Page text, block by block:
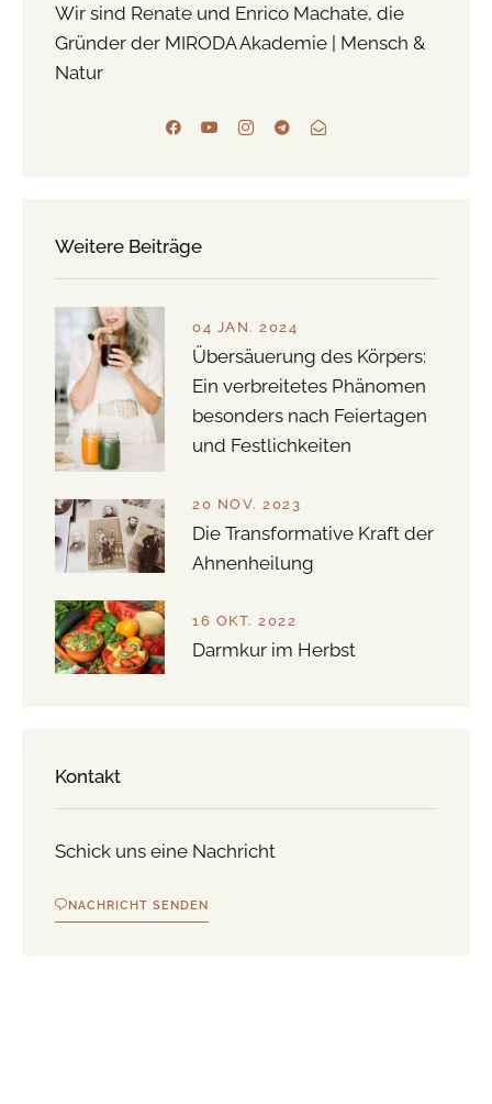
Wir sind Renate und Enrico Machate, die
Gründer der MIRODA Akademie | Mensch &
Natur
Weitere Beiträge
04 JAN. 2024
Übersäuerung des Körpers:
Ein verbreitetes Phänomen
besonders nach Feiertagen
und Festlichkeiten
20 NOV. 2023
Die Transformative Kraft der
Ahnenheilung
16 OKT. 2022
Darmkur im Herbst
Kontakt
Schick uns eine Nachricht
NACHRICHT SENDEN